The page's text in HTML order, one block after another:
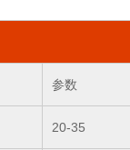
参数
20-35